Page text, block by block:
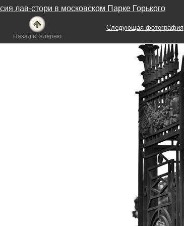
лав-стори в московском Парке Горького
Назад в галерею
Следующая фотография